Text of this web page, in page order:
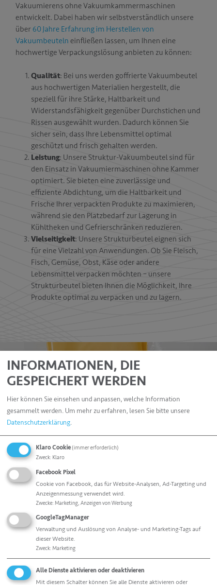
Vakuumierens ohne Vakuumkammermaschinen
entwickelt. Dabei haben wir selbstverständlich unsere
über 60 Jahre Erfahrung im Herstellen von
Vakuumbeuteln einfließen lassen, um Ihnen eine
hochwertige Verpackungslösung anbieten zu können:
Qualität: Bei uns werden goffrierte Vakuumbeutel
aus hochwertigen Materialien hergestellt, die
speziell für ihre Stärke, Haltbarkeit und
Widerstandsfähigkeit gegenüber Durchstichen und
Rissen ausgewählt wurden. Dadurch können Sie
sicher sein, dass Ihre Lebensmittel optimal
geschützt und frisch gehalten werden.
Leistung: Unsere Struktur-Vakuumbeutel sind für
den Einsatz in Vakuumiermaschinen ohne Kammer
optimiert. Sie bieten eine zuverlässige und
effiziente Abdichtung, um die Haltbarkeit und
Frische Ihrer verpackten Produkte zu maximieren,
während sie den Platzbedarf zur Lagerung in
Kühltheken und Gefrierschränken reduzieren.
Vielseitigkeit: Unsere Strukturbeutel eignen sich
für eine Vielzahl von Anwendungen. Ob Sie Fleisch,
Fisch, Gemüse, Obst, Käse oder andere
Lebensmittel verpacken möchten – unsere
Strukturbeutel bieten Ihnen die Möglichkeit, Ihre
Produkte optimal zu verpacken und zu lagern.
Die Vorteile unseres Strukturbeutels
Sehr geringe Luftzieherrate aufgrund zuverlässiger
Siegelung
Lange Haltbarkeit aufgrund hoher Barrierewerte
der eingesetzten PA/PE Verbundfolie
INFORMATIONEN, DIE
GESPEICHERT WERDEN
Hier können Sie einsehen und anpassen, welche Information
gesammelt werden. Um mehr zu erfahren, lesen Sie bitte unsere
Datenschutzerklärung.
Klaro Cookie (immer erforderlich)
Zweck: Klaro
Facebook Pixel
Cookie von Facebook, das für Website-Analysen, Ad-Targeting und
Anzeigenmessung verwendet wird.
Zwecke: Marketing, Anzeigen von Werbung
GoogleTagManager
Verwaltung und Auslösung von Analyse- und Marketing-Tags auf
dieser Website.
Zweck: Marketing
Alle Dienste aktivieren oder deaktivieren
Mit diesem Schalter können Sie alle Dienste aktivieren oder